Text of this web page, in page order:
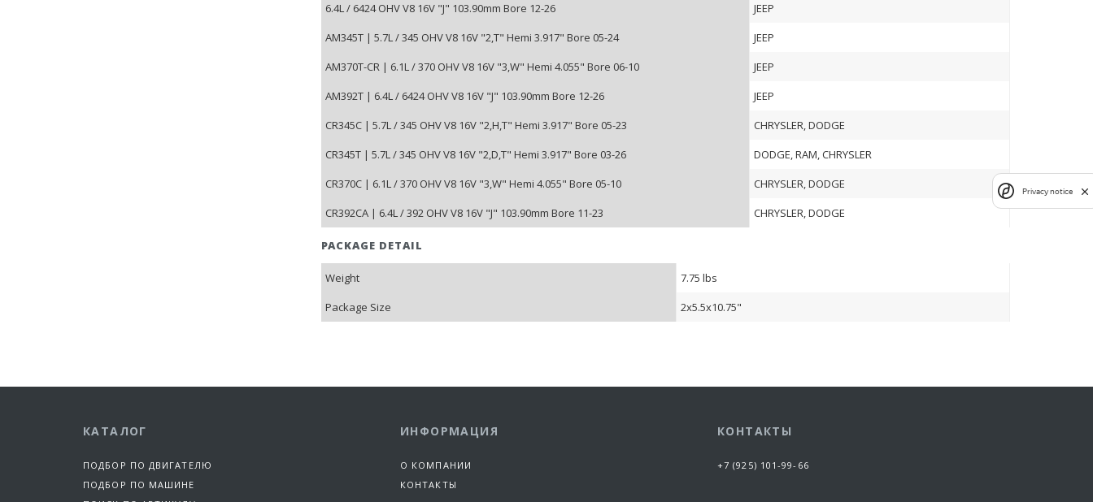
6.4L / 6424 OHV V8 16V "J" 103.90mm Bore 12-26
JEEP
AM345T | 5.7L / 345 OHV V8 16V "2,T" Hemi 3.917" Bore 05-24
JEEP
AM370T-CR | 6.1L / 370 OHV V8 16V "3,W" Hemi 4.055" Bore 06-10
JEEP
AM392T | 6.4L / 6424 OHV V8 16V "J" 103.90mm Bore 12-26
JEEP
CR345C | 5.7L / 345 OHV V8 16V "2,H,T" Hemi 3.917" Bore 05-23
CHRYSLER, DODGE
CR345T | 5.7L / 345 OHV V8 16V "2,D,T" Hemi 3.917" Bore 03-26
DODGE, RAM, CHRYSLER
CR370C | 6.1L / 370 OHV V8 16V "3,W" Hemi 4.055" Bore 05-10
CHRYSLER, DODGE
CR392CA | 6.4L / 392 OHV V8 16V "J" 103.90mm Bore 11-23
CHRYSLER, DODGE
PACKAGE DETAIL
Weight
7.75 lbs
Package Size
2x5.5x10.75"
КАТАЛОГ
ПОДБОР ПО ДВИГАТЕЛЮ
ПОДБОР ПО МАШИНЕ
ИНФОРМАЦИЯ
О КОМПАНИИ
КОНТАКТЫ
КОНТАКТЫ
+7 (925) 101-99-66
Privacy notice